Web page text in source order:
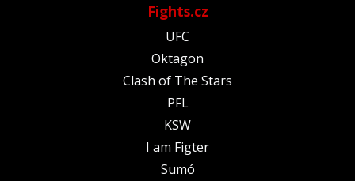
Fights.cz
UFC
Oktagon
Clash of The Stars
PFL
KSW
I am Figter
Sumó